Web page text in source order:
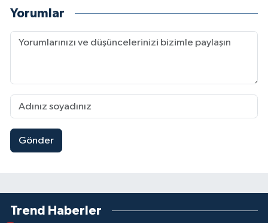
Yorumlar
Gönder
Trend Haberler